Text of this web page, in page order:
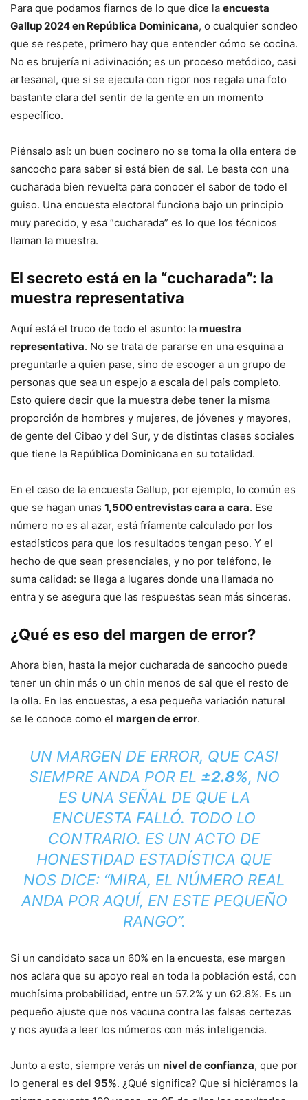
Para que podamos fiarnos de lo que dice la encuesta
Gallup 2024 en República Dominicana, o cualquier sondeo
que se respete, primero hay que entender cómo se cocina.
No es brujería ni adivinación; es un proceso metódico, casi
artesanal, que si se ejecuta con rigor nos regala una foto
bastante clara del sentir de la gente en un momento
específico.
Piénsalo así: un buen cocinero no se toma la olla entera de
sancocho para saber si está bien de sal. Le basta con una
cucharada bien revuelta para conocer el sabor de todo el
guiso. Una encuesta electoral funciona bajo un principio
muy parecido, y esa “cucharada” es lo que los técnicos
llaman la muestra.
El secreto está en la “cucharada”: la
muestra representativa
Aquí está el truco de todo el asunto: la muestra
representativa. No se trata de pararse en una esquina a
preguntarle a quien pase, sino de escoger a un grupo de
personas que sea un espejo a escala del país completo.
Esto quiere decir que la muestra debe tener la misma
proporción de hombres y mujeres, de jóvenes y mayores,
de gente del Cibao y del Sur, y de distintas clases sociales
que tiene la República Dominicana en su totalidad.
En el caso de la encuesta Gallup, por ejemplo, lo común es
que se hagan unas 1,500 entrevistas cara a cara. Ese
número no es al azar, está fríamente calculado por los
estadísticos para que los resultados tengan peso. Y el
hecho de que sean presenciales, y no por teléfono, le
suma calidad: se llega a lugares donde una llamada no
entra y se asegura que las respuestas sean más sinceras.
¿Qué es eso del margen de error?
Ahora bien, hasta la mejor cucharada de sancocho puede
tener un chin más o un chin menos de sal que el resto de
la olla. En las encuestas, a esa pequeña variación natural
se le conoce como el margen de error.
UN MARGEN DE ERROR, QUE CASI
SIEMPRE ANDA POR EL ±2.8%, NO
ES UNA SEÑAL DE QUE LA
ENCUESTA FALLÓ. TODO LO
CONTRARIO. ES UN ACTO DE
HONESTIDAD ESTADÍSTICA QUE
NOS DICE: “MIRA, EL NÚMERO REAL
ANDA POR AQUÍ, EN ESTE PEQUEÑO
RANGO”.
Si un candidato saca un 60% en la encuesta, ese margen
nos aclara que su apoyo real en toda la población está, con
muchísima probabilidad, entre un 57.2% y un 62.8%. Es un
pequeño ajuste que nos vacuna contra las falsas certezas
y nos ayuda a leer los números con más inteligencia.
Junto a esto, siempre verás un nivel de confianza, que por
lo general es del 95%. ¿Qué significa? Que si hiciéramos la